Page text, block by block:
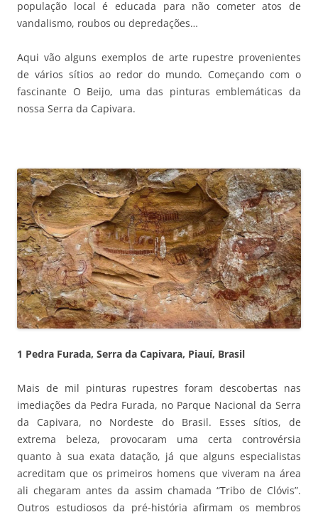
população local é educada para não cometer atos de
vandalismo, roubos ou depredações…
Aqui vão alguns exemplos de arte rupestre provenientes
de vários sítios ao redor do mundo. Começando com o
fascinante O Beijo, uma das pinturas emblemáticas da
nossa Serra da Capivara.
1 Pedra Furada, Serra da Capivara, Piauí, Brasil
Mais de mil pinturas rupestres foram descobertas nas
imediações da Pedra Furada, no Parque Nacional da Serra
da Capivara, no Nordeste do Brasil. Esses sítios, de
extrema beleza, provocaram uma certa controvérsia
quanto à sua exata datação, já que alguns especialistas
acreditam que os primeiros homens que viveram na área
ali chegaram antes da assim chamada “Tribo de Clóvis”.
Outros estudiosos da pré-história afirmam os membros